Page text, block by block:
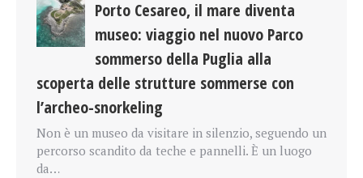
Porto Cesareo, il mare diventa
museo: viaggio nel nuovo Parco
sommerso della Puglia alla
scoperta delle strutture sommerse con
l’archeo-snorkeling
Non è un museo da visitare in silenzio, seguendo un
percorso scandito da teche e pannelli. È un luogo
da…